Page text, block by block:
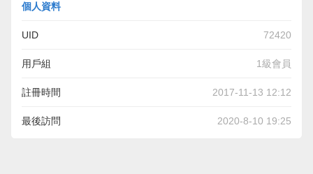
個人資料
UID 72420
用戶組 1級會員
註冊時間 2017-11-13 12:12
最後訪問 2020-8-10 19:25